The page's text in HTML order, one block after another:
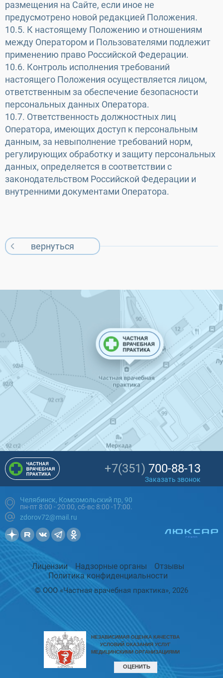
размещения на Сайте, если иное не
предусмотрено новой редакцией Положения.
10.5. К настоящему Положению и отношениям
между Оператором и Пользователями подлежит
применению право Российской Федерации.
10.6. Контроль исполнения требований
настоящего Положения осуществляется лицом,
ответственным за обеспечение безопасности
персональных данных Оператора.
10.7. Ответственность должностных лиц
Оператора, имеющих доступ к персональным
данным, за невыполнение требований норм,
регулирующих обработку и защиту персональных
данных, определяется в соответствии с
законодательством Российской Федерации и
внутренними документами Оператора.
вернуться
+7(351) 700-88-13
Заказать звонок
Челябинск, Комсомольский пр, 90
пн-пт 8:00 - 20:00, сб-вс 8:00 -17:00.
zdorov72@mail.ru
Лицензии Надзорные органы
Отзывы
Политика конфиденциальности
© ООО «Частная врачебная практика», 2026